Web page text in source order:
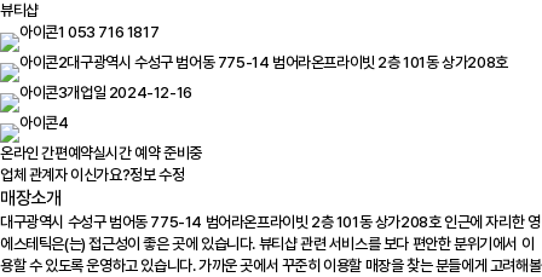
뷰티샵
053 716 1817
대구광역시 수성구 범어동 775-14 범어라온프라이빗 2층 101동 상가208호
개업일 2024-12-16
온라인 간편예약실시간 예약 준비중
업체 관계자 이신가요?정보 수정
매장소개
대구광역시 수성구 범어동 775-14 범어라온프라이빗 2층 101동 상가208호 인근에 자리한 영
에스테틱은(는) 접근성이 좋은 곳에 있습니다. 뷰티샵 관련 서비스를 보다 편안한 분위기에서 이
용할 수 있도록 운영하고 있습니다. 가까운 곳에서 꾸준히 이용할 매장을 찾는 분들에게 고려해볼